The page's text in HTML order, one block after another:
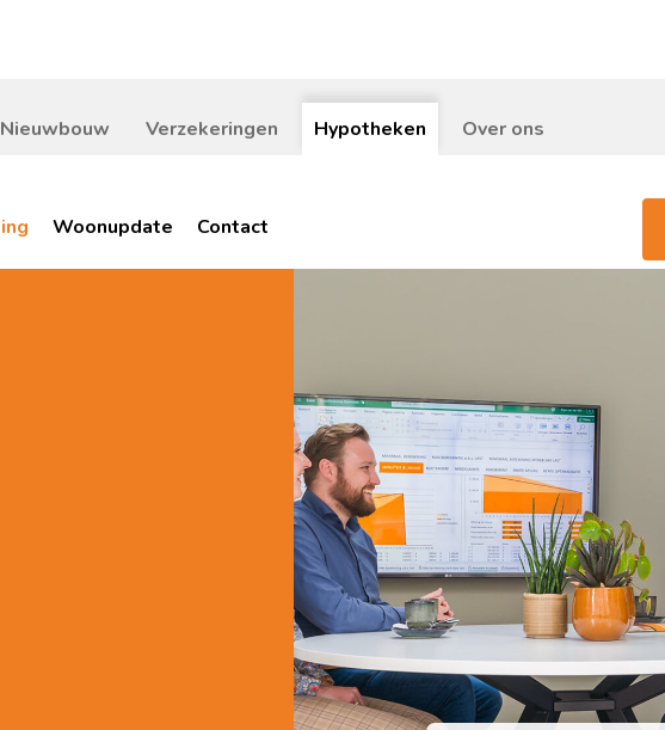
Nieuwbouw Verzekeringen Hypotheken Over ons
Woonupdate Contact